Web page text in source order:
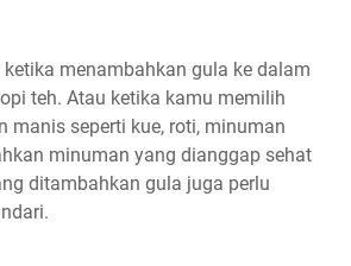
menambahkan gula ke dalam
teh. Atau ketika kamu memilih
manis seperti kue, roti, minuman
minuman yang dianggap sehat
ditambahkan gula juga perlu